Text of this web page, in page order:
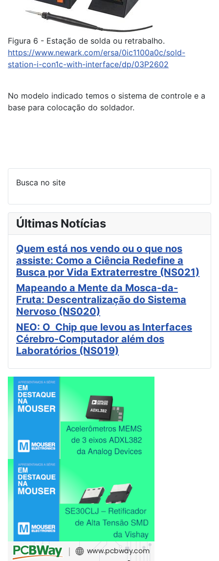
Figura 6 - Estação de solda ou retrabalho.
https://www.newark.com/ersa/0ic1100a0c/sold-
station-i-con1c-with-interface/dp/03P2602
No modelo indicado temos o sistema de controle e a
base para colocação do soldador.
Busca no site
Últimas Notícias
Quem está nos vendo ou o que nos
assiste: Como a Ciência Redefine a
Busca por Vida Extraterrestre (NS021)
Mapeando a Mente da Mosca-da-
Fruta: Descentralização do Sistema
Nervoso (NS020)
NEO: O Chip que levou as Interfaces
Cérebro-Computador além dos
Laboratórios (NS019)